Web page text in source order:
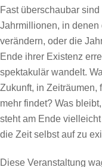
Fast überschaubar
Jahrmillionen, in
verändern, oder die
Ende ihrer Existenz
spektakulär wandelt.
Zukunft, in Zeiträumen,
mehr findet? Was
steht am Ende
die Zeit selbst auf zu
Diese Veranstaltung